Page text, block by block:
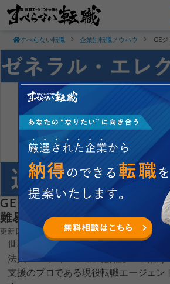
すべらない転職 企業別転職ノウハウ GE
GEジャパンへの転職は難しい
難易度や面接傾向を解説！
更新日：2025.03.01
世界的な多国籍企業ゼネラル・エレク
法人「GEジャパン株式会社」へ転職
支援のプロである現役転職エージェン